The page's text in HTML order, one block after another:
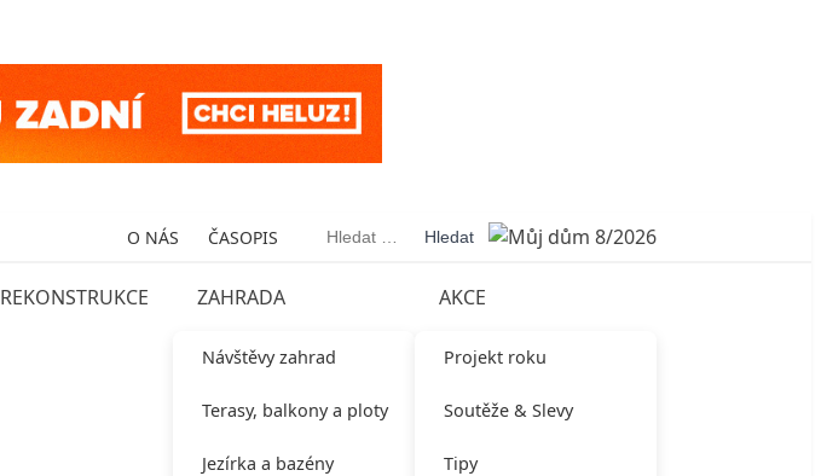
O NÁS ČASOPIS Vyhledávání
REKONSTRUKCE ZAHRADA
Návštěvy zahrad
Terasy, balkony a ploty
Jezírka a bazény
AKCE
Projekt roku
Soutěže & Slevy
Tipy